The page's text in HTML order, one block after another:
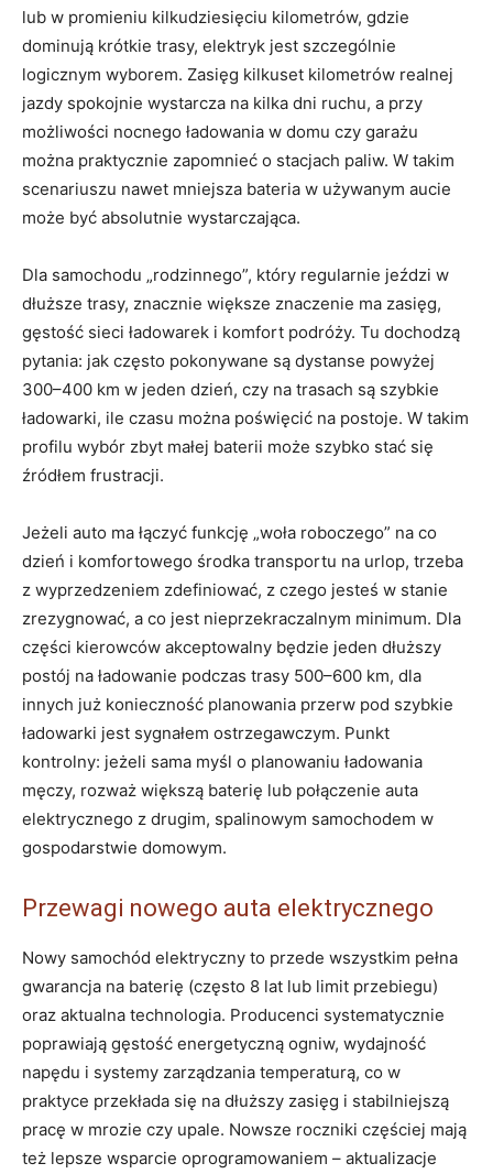
lub w promieniu kilkudziesięciu kilometrów, gdzie
dominują krótkie trasy, elektryk jest szczególnie
logicznym wyborem. Zasięg kilkuset kilometrów realnej
jazdy spokojnie wystarcza na kilka dni ruchu, a przy
możliwości nocnego ładowania w domu czy garażu
można praktycznie zapomnieć o stacjach paliw. W takim
scenariuszu nawet mniejsza bateria w używanym aucie
może być absolutnie wystarczająca.
Dla samochodu „rodzinnego”, który regularnie jeździ w
dłuższe trasy, znacznie większe znaczenie ma zasięg,
gęstość sieci ładowarek i komfort podróży. Tu dochodzą
pytania: jak często pokonywane są dystanse powyżej
300–400 km w jeden dzień, czy na trasach są szybkie
ładowarki, ile czasu można poświęcić na postoje. W takim
profilu wybór zbyt małej baterii może szybko stać się
źródłem frustracji.
Jeżeli auto ma łączyć funkcję „woła roboczego” na co
dzień i komfortowego środka transportu na urlop, trzeba
z wyprzedzeniem zdefiniować, z czego jesteś w stanie
zrezygnować, a co jest nieprzekraczalnym minimum. Dla
części kierowców akceptowalny będzie jeden dłuższy
postój na ładowanie podczas trasy 500–600 km, dla
innych już konieczność planowania przerw pod szybkie
ładowarki jest sygnałem ostrzegawczym. Punkt
kontrolny: jeżeli sama myśl o planowaniu ładowania
męczy, rozważ większą baterię lub połączenie auta
elektrycznego z drugim, spalinowym samochodem w
gospodarstwie domowym.
Przewagi nowego auta elektrycznego
Nowy samochód elektryczny to przede wszystkim pełna
gwarancja na baterię (często 8 lat lub limit przebiegu)
oraz aktualna technologia. Producenci systematycznie
poprawiają gęstość energetyczną ogniw, wydajność
napędu i systemy zarządzania temperaturą, co w
praktyce przekłada się na dłuższy zasięg i stabilniejszą
pracę w mrozie czy upale. Nowsze roczniki częściej mają
też lepsze wsparcie oprogramowaniem – aktualizacje